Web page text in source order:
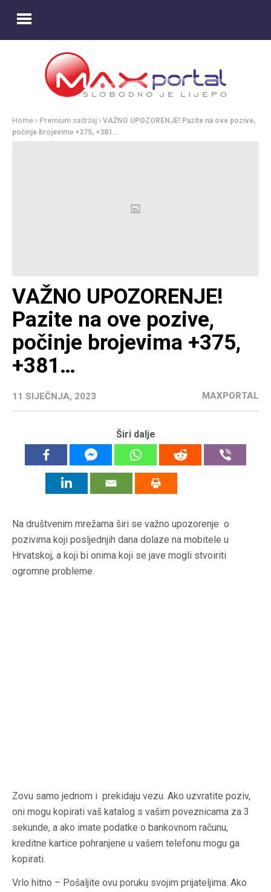
Home Premium sadržaj
VAŽNO UPOZORENJE! Pazite na ove pozive,
počinje brojevima +375, +381…
VAŽNO UPOZORENJE!
Pazite na ove pozive,
počinje brojevima +375,
+381…
11 SIJEČNJA, 2023 MAXPORTAL
Širi dalje
Na društvenim mrežama širi se važno upozorenje o
pozivima koji posljednjih dana dolaze na mobitele u
Hrvatskoj, a koji bi onima koji se jave mogli stvoiriti
ogromne probleme.
Zovu samo jednom i prekidaju vezu. Ako uzvratite poziv,
oni mogu kopirati vaš katalog s vašim poveznicama za 3
sekunde, a ako imate podatke o bankovnom računu,
kreditne kartice pohranjene u vašem telefonu mogu ga
kopirati.
Vrlo hitno – Pošaljite ovu poruku svojim prijateljima. Ako